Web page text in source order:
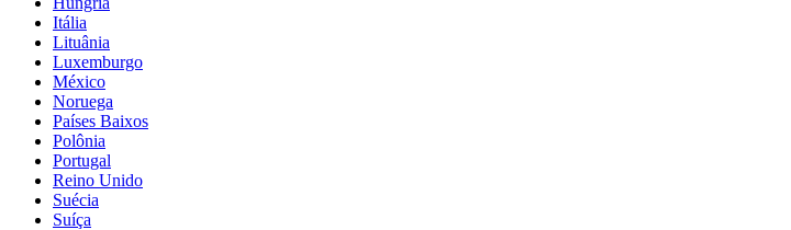
Itália
Lituânia
Luxemburgo
México
Noruega
Países Baixos
Polônia
Portugal
Reino Unido
Suécia
Suíça